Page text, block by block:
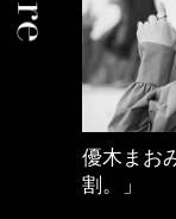
ん「女の時間